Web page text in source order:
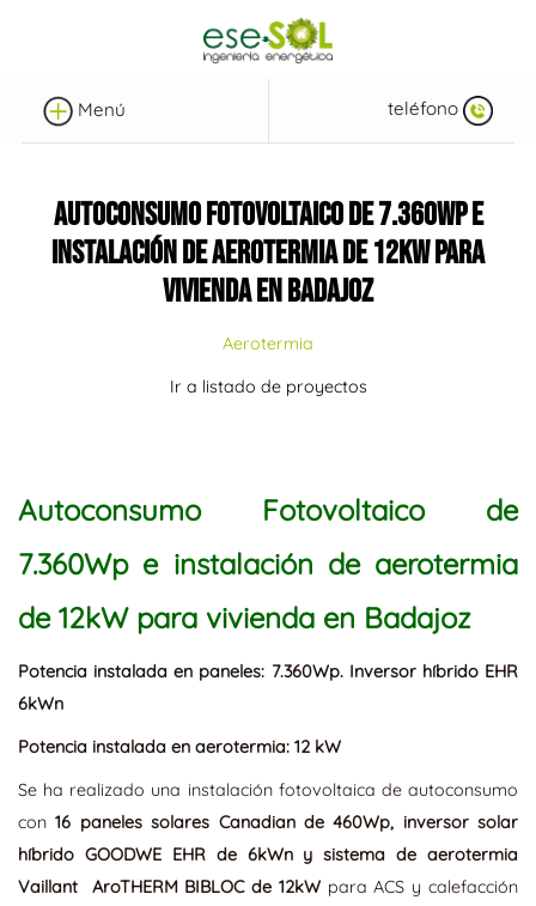
Menú teléfono
AUTOCONSUMO FOTOVOLTAICO DE 7.360WP E
INSTALACIÓN DE AEROTERMIA DE 12KW PARA
VIVIENDA EN BADAJOZ
Aerotermia
Ir a listado de proyectos
Autoconsumo Fotovoltaico de
7.360Wp e instalación de aerotermia
de 12kW para vivienda en Badajoz
Potencia instalada en paneles: 7.360Wp. Inversor híbrido EHR
6kWn
Potencia instalada en aerotermia: 12 kW
Se ha realizado una instalación fotovoltaica de autoconsumo
con16 paneles solares Canadian de 460Wp, inversor solar
híbrido GOODWE EHR de 6kWn y sistema de aerotermia
Vaillant AroTHERM BIBLOC de 12kWpara ACS y calefacción